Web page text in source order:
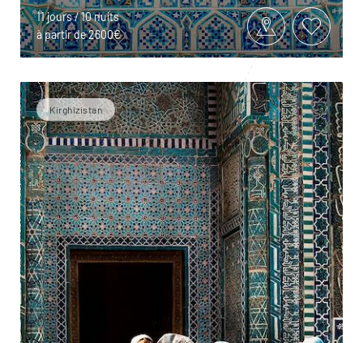
11 jours / 10 nuits
à partir de 2600€
Kirghizistan